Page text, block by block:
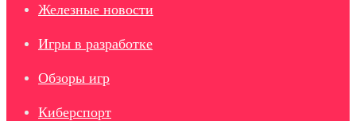
Железные новости
Игры в разработке
Обзоры игр
Киберспорт